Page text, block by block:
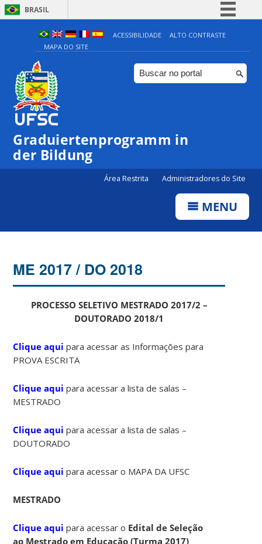
BRASIL
Simplifique!
Comunica BR
Participe
ACESSIBILIDADE
ALTO CONTRASTE
MAPA DO SITE
Graduiertenprogramm in
der Bildung
Área Restrita Administradores do Site
MENU
ME 2017 / DO 2018
PROCESSO SELETIVO MESTRADO 2017/2 –
DOUTORADO 2018/1
Clique aqui para acessar as Informações para
PROVA ESCRITA
Clique aqui para acessar a lista de salas –
MESTRADO
Clique aqui para acessar a lista de salas –
DOUTORADO
Clique aqui para acessar o MAPA DA UFSC
MESTRADO
Clique aqui para acessar o Edital de Seleção
ao Mestrado em Educação (Turma 2017)